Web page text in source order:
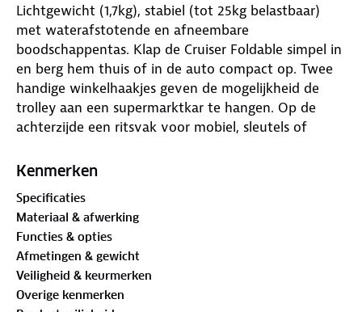
Lichtgewicht (1,7kg), stabiel (tot 25kg belastbaar)
met waterafstotende en afneembare
boodschappentas. Klap de Cruiser Foldable simpel in
en berg hem thuis of in de auto compact op. Twee
handige winkelhaakjes geven de mogelijkheid de
trolley aan een supermarktkar te hangen. Op de
achterzijde een ritsvak voor mobiel, sleutels of
gemonteerd geleverd. Klik alleen zelf de wielen
Supersimpel in- en uitklappen: in 5 seconden
klaar voor gebruik
1.) Klap de trolley open met twee schuifjes aan de
zijkanten. 2.) Klap hierna het onderstel uit tot je een
‘klikje’ voelt. Klaar! In 5 seconden ben je helemaal
Kenmerken
Specificaties
Materiaal & afwerking
Functies & opties
Afmetingen & gewicht
Veiligheid & keurmerken
Overige kenmerken